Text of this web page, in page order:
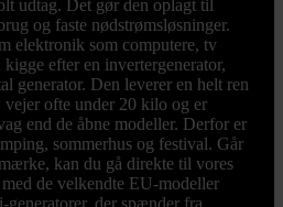
udtag. Det gør den oplagt til
og faste nødstrømsløsninger.
elektronik som computere, tv
efter en invertergenerator,
generator. Den leverer en helt ren
ofte under 20 kilo og er
end de åbne modeller. Derfor er
sommerhus og festival. Går
kan du gå direkte til vores
de velkendte EU-modeller
generatorer, der spænder fra